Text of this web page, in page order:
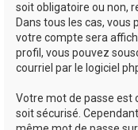
soit obligatoire ou non,
Dans tous les cas,
votre compte sera
profil, vous pouvez
courriel par le logiciel
Votre mot de passe est
soit sécurisé.